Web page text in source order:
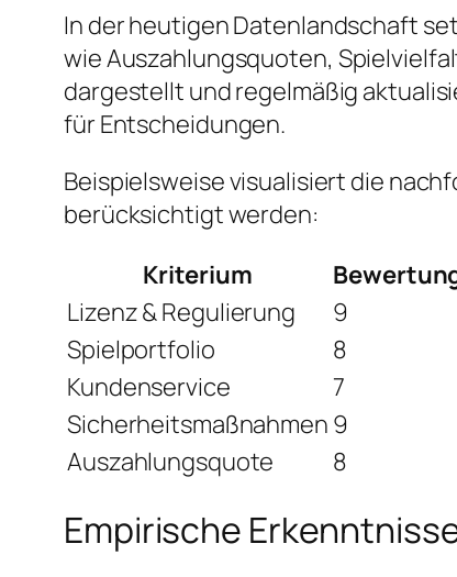
In der heutigen Datenlandschaft
wie Auszahlungsquoten,
dargestellt und regelmäßig
für Entscheidungen.
Beispielsweise visualisiert die
berücksichtigt werden:
Kriterium
Lizenz & Regulierung
9
Spielportfolio
8
Kundenservice
7
Sicherheitsmaßnahmen 9
Auszahlungsquote
8
Empirische